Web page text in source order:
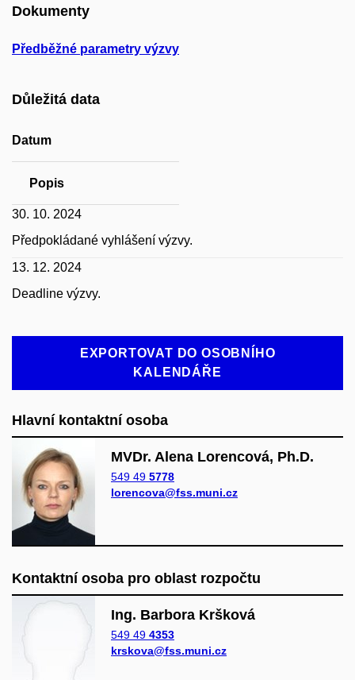
Dokumenty
Předběžné parametry výzvy
Důležitá data
Datum
Popis
30. 10. 2024
Předpokládané vyhlášení výzvy.
13. 12. 2024
Deadline výzvy.
EXPORTOVAT DO OSOBNÍHO
KALENDÁŘE
Hlavní kontaktní osoba
MVDr. Alena Lorencová, Ph.D.
549 49 5778
lorencova@fss.muni.cz
Kontaktní osoba pro oblast rozpočtu
Ing. Barbora Kršková
549 49 4353
krskova@fss.muni.cz